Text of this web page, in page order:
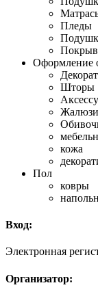
Пледы
Оформление
Шторы
Жалюзи
кожа
Пол
ковры
Вход:
Электронная
Организатор: